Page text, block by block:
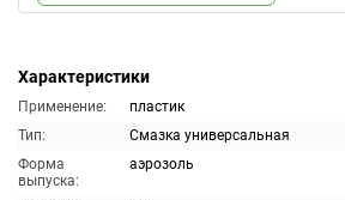
Характеристики
Применение:
пластик
Тип:
Смазка универсальная
Форма
выпуска:
аэрозоль